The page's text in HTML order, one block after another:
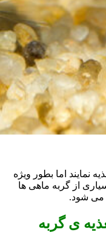
نمایند اما بطور ویژه
از گربه ماهی ها
می شود.
ی گربه